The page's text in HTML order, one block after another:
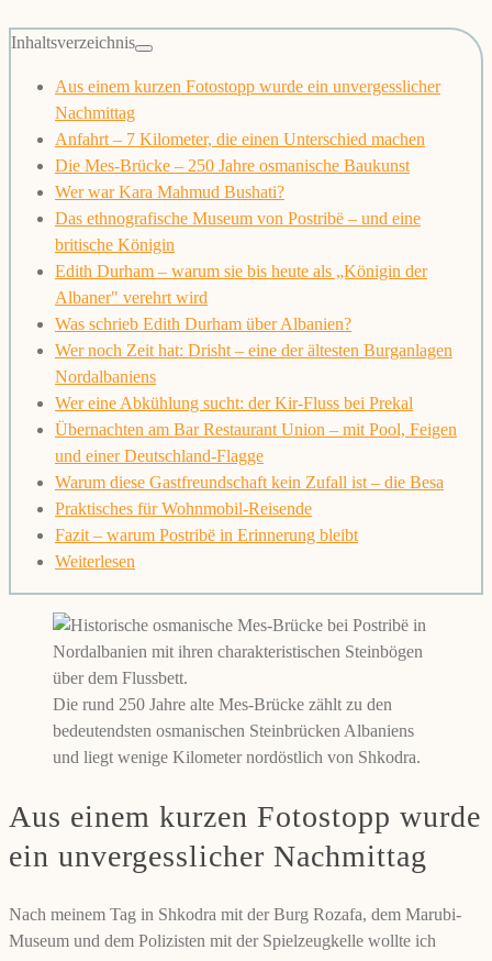
Inhaltsverzeichnis
Aus einem kurzen Fotostopp wurde ein unvergesslicher
Nachmittag
Anfahrt – 7 Kilometer, die einen Unterschied machen
Die Mes-Brücke – 250 Jahre osmanische Baukunst
Wer war Kara Mahmud Bushati?
Das ethnografische Museum von Postribë – und eine
britische Königin
Edith Durham – warum sie bis heute als „Königin der
Albaner" verehrt wird
Was schrieb Edith Durham über Albanien?
Wer noch Zeit hat: Drisht – eine der ältesten Burganlagen
Nordalbaniens
Wer eine Abkühlung sucht: der Kir-Fluss bei Prekal
Übernachten am Bar Restaurant Union – mit Pool, Feigen
und einer Deutschland-Flagge
Warum diese Gastfreundschaft kein Zufall ist – die Besa
Praktisches für Wohnmobil-Reisende
Fazit – warum Postribë in Erinnerung bleibt
Weiterlesen
Die rund 250 Jahre alte Mes-Brücke zählt zu den
bedeutendsten osmanischen Steinbrücken Albaniens
und liegt wenige Kilometer nordöstlich von Shkodra.
Aus einem kurzen Fotostopp wurde
ein unvergesslicher Nachmittag
Nach meinem Tag in Shkodra mit der Burg Rozafa, dem Marubi-
Museum und dem Polizisten mit der Spielzeugkelle wollte ich